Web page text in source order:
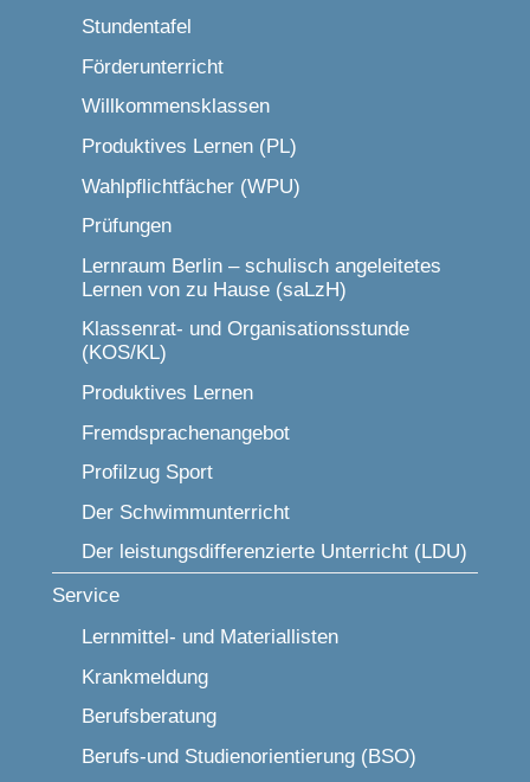
Stundentafel
Förderunterricht
Willkommensklassen
Produktives Lernen (PL)
Wahlpflichtfächer (WPU)
Prüfungen
Lernraum Berlin – schulisch angeleitetes
Lernen von zu Hause (saLzH)
Klassenrat- und Organisationsstunde
(KOS/KL)
Produktives Lernen
Fremdsprachenangebot
Profilzug Sport
Der Schwimmunterricht
Der leistungsdifferenzierte Unterricht (LDU)
Service
Lernmittel- und Materiallisten
Krankmeldung
Berufsberatung
Berufs-und Studienorientierung (BSO)